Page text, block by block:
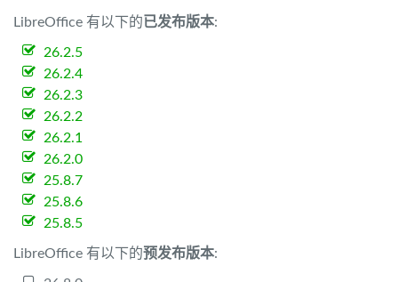
LibreOffice 有以下的已发布版本:
26.2.5
26.2.4
26.2.3
26.2.2
26.2.1
26.2.0
25.8.7
25.8.6
25.8.5
LibreOffice 有以下的预发布版本: